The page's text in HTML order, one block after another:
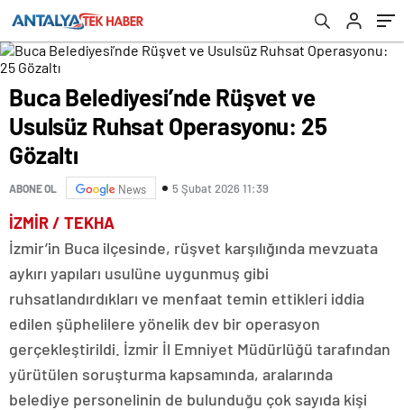
Buca Belediyesi’nde Rüşvet ve
Usulsüz Ruhsat Operasyonu: 25
Gözaltı
ABONE OL News 5 Şubat 2026 11:39
İZMİR / TEKHA
İzmir’in Buca ilçesinde, rüşvet karşılığında mevzuata
aykırı yapıları usulüne uygunmuş gibi
ruhsatlandırdıkları ve menfaat temin ettikleri iddia
edilen şüphelilere yönelik dev bir operasyon
gerçekleştirildi. İzmir İl Emniyet Müdürlüğü tarafından
yürütülen soruşturma kapsamında, aralarında
belediye personelinin de bulunduğu çok sayıda kişi